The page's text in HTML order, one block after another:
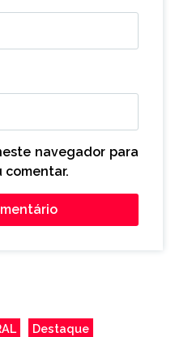
navegador para
comentar.
Destaque